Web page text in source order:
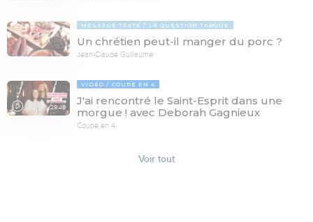
MESSAGE TEXTE LA QUESTION TABOUE
Un chrétien peut-il manger du porc ?
Jean-Claude Guillaume
29:46
VIDÉO COUPÉ EN 4
J'ai rencontré le Saint-Esprit dans une
morgue ! avec Deborah Gagnieux
Coupé en 4
Voir tout